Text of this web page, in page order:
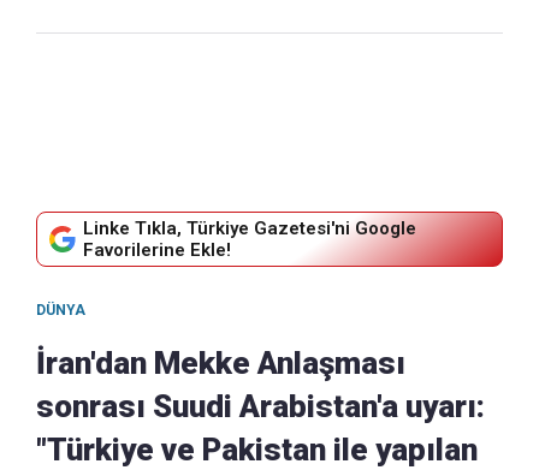
Linke Tıkla, Türkiye Gazetesi'ni Google
Favorilerine Ekle!
DÜNYA
İran'dan Mekke Anlaşması
sonrası Suudi Arabistan'a uyarı:
"Türkiye ve Pakistan ile yapılan